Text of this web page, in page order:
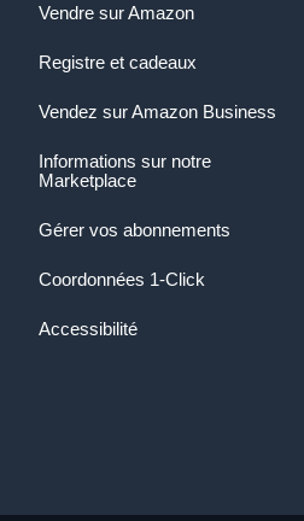
Vendre sur Amazon
Registre et cadeaux
Vendez sur Amazon Business
Informations sur notre
Marketplace
Gérer vos abonnements
Coordonnées 1-Click
Accessibilité